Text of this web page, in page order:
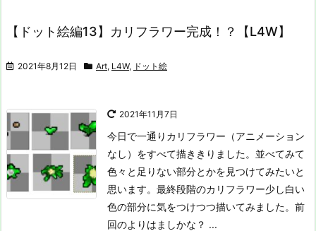
【ドット絵編13】カリフラワー完成！？【L4W】
2021年8月12日 Art, L4W, ドット絵
2021年11月7日
今日で一通りカリフラワー（アニメーション
なし）をすべて描ききりました。並べてみて
色々と足りない部分とかを見つけてみたいと
思います。 最終段階のカリフラワー少し白い
色の部分に気をつけつつ描いてみました。前
回のよりはましかな？ ...